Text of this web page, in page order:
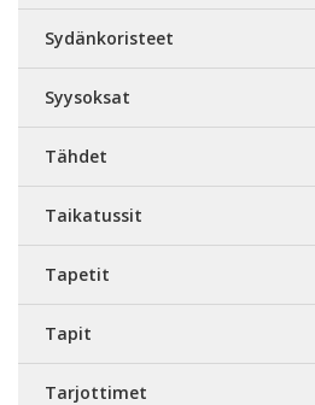
Sydänkoristeet
Syysoksat
Tähdet
Taikatussit
Tapetit
Tapit
Tarjottimet